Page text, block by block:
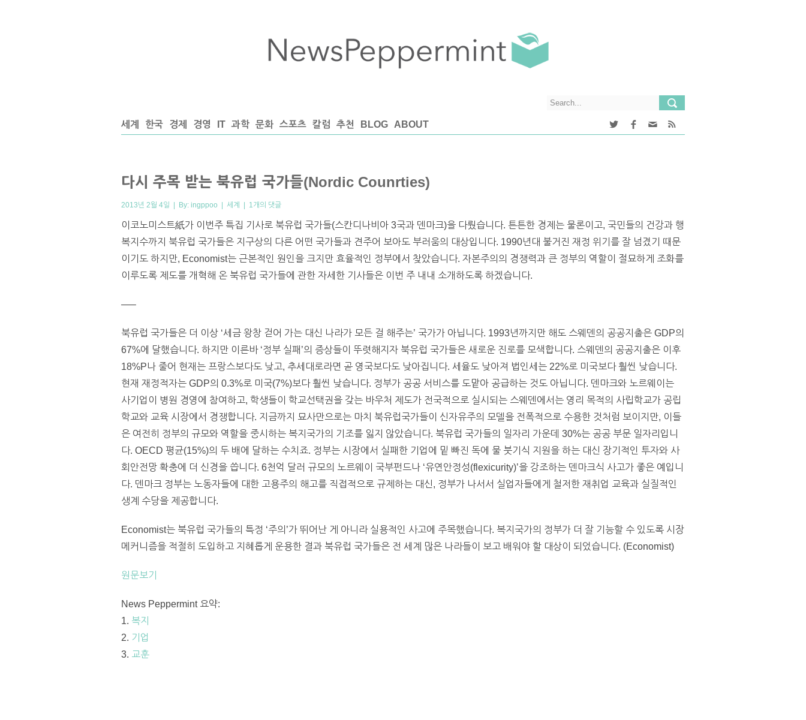
세계 한국 경제 경영 IT 과학 문화 스포츠 칼럼 추천 BLOG ABOUT
다시 주목 받는 북유럽 국가들(Nordic Counrties)
2013년 2월 4일 | By: ingppoo | 세계 | 1개의 댓글
이코노미스트紙가 이번주 특집 기사로 북유럽 국가들(스칸디나비아 3국과 덴마크)을 다뤘습니다. 튼튼한 경제는 물론이고, 국민들의 건강과 행
복지수까지 북유럽 국가들은 지구상의 다른 어떤 국가들과 견주어 보아도 부러움의 대상입니다. 1990년대 불거진 재정 위기를 잘 넘겼기 때문
이기도 하지만, Economist는 근본적인 원인을 크지만 효율적인 정부에서 찾았습니다. 자본주의의 경쟁력과 큰 정부의 역할이 절묘하게 조화를
이루도록 제도를 개혁해 온 북유럽 국가들에 관한 자세한 기사들은 이번 주 내내 소개하도록 하겠습니다.
—–
북유럽 국가들은 더 이상 ‘세금 왕창 걷어 가는 대신 나라가 모든 걸 해주는’ 국가가 아닙니다. 1993년까지만 해도 스웨덴의 공공지출은 GDP의
67%에 달했습니다. 하지만 이른바 ‘정부 실패’의 증상들이 뚜렷해지자 북유럽 국가들은 새로운 진로를 모색합니다. 스웨덴의 공공지출은 이후
18%P나 줄어 현재는 프랑스보다도 낮고, 추세대로라면 곧 영국보다도 낮아집니다. 세율도 낮아져 법인세는 22%로 미국보다 훨씬 낮습니다.
현재 재정적자는 GDP의 0.3%로 미국(7%)보다 훨씬 낮습니다. 정부가 공공 서비스를 도맡아 공급하는 것도 아닙니다. 덴마크와 노르웨이는
사기업이 병원 경영에 참여하고, 학생들이 학교선택권을 갖는 바우처 제도가 전국적으로 실시되는 스웨덴에서는 영리 목적의 사립학교가 공립
학교와 교육 시장에서 경쟁합니다. 지금까지 묘사만으로는 마치 북유럽국가들이 신자유주의 모델을 전폭적으로 수용한 것처럼 보이지만, 이들
은 여전히 정부의 규모와 역할을 중시하는 복지국가의 기조를 잃지 않았습니다. 북유럽 국가들의 일자리 가운데 30%는 공공 부문 일자리입니
다. OECD 평균(15%)의 두 배에 달하는 수치죠. 정부는 시장에서 실패한 기업에 밑 빠진 독에 물 붓기식 지원을 하는 대신 장기적인 투자와 사
회안전망 확충에 더 신경을 씁니다. 6천억 달러 규모의 노르웨이 국부펀드나 ‘유연안정성(flexicurity)’을 강조하는 덴마크식 사고가 좋은 예입니
다. 덴마크 정부는 노동자들에 대한 고용주의 해고를 직접적으로 규제하는 대신, 정부가 나서서 실업자들에게 철저한 재취업 교육과 실질적인
생계 수당을 제공합니다.
Economist는 북유럽 국가들의 특정 ‘주의’가 뛰어난 게 아니라 실용적인 사고에 주목했습니다. 복지국가의 정부가 더 잘 기능할 수 있도록 시장
메커니즘을 적절히 도입하고 지혜롭게 운용한 결과 북유럽 국가들은 전 세계 많은 나라들이 보고 배워야 할 대상이 되었습니다. (Economist)
원문보기
News Peppermint 요약:
1. 복지
2. 기업
3. 교훈